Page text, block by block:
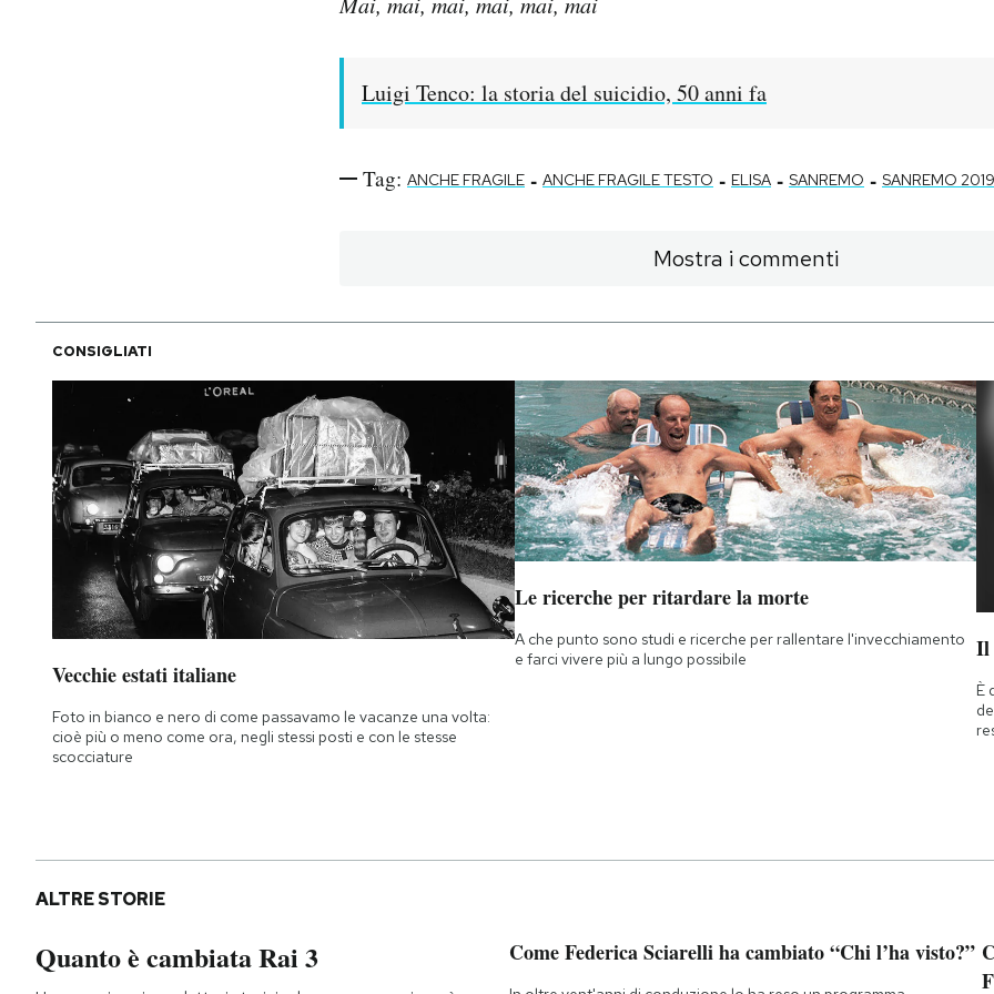
Luigi Tenco: la storia del suicidio, 50 anni fa
Tag: ANCHE FRAGILE - ANCHE FRAGILE TESTO - ELISA - SANREMO - SANREMO 2019
Mostra i commenti
CONSIGLIATI
Vecchie estati italiane
Foto in bianco e nero di come passavamo le vacanze una volta:
cioè più o meno come ora, negli stessi posti e con le stesse
scocciature
Le ricerche per ritardare la morte
A che punto sono studi e ricerche per rallentare l'invecchiamento
e farci vivere più a lungo possibile
Il
È
ALTRE STORIE
Quanto è cambiata Rai 3 Come Federica Sciarelli ha cambiato “Chi l’ha visto?”